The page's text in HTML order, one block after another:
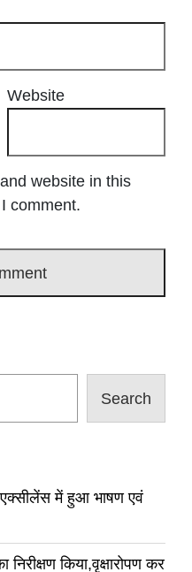
Website
website in this
comment.
Search
में हुआ भाषण एवं
किया,वृक्षारोपण कर